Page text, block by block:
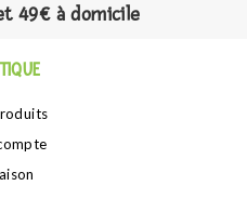
49€ à domicile